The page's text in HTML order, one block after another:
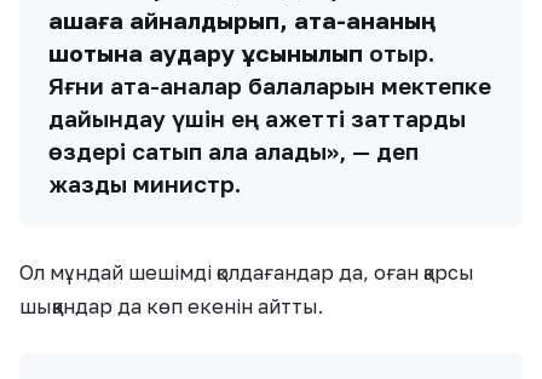
ақшаға айналдырып, ата-ананың
шотына аудару ұсынылып отыр.
Яғни ата-аналар балаларын мектепке
дайындау үшін ең қажетті заттарды
өздері сатып ала алады», — деп
жазды министр.
Ол мұндай шешімді қолдағандар да, оған қарсы
шыққандар да көп екенін айтты.